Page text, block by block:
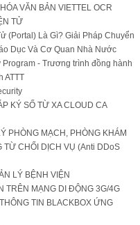
VĂN BẢN VIETTEL OCR
TỬ
(Portal) Là Gì? Giải Pháp Chuyển
Dục Và Cơ Quan Nhà Nước
- Trương trình đồng hành
ATTT
KÝ SỐ TỪ XA CLOUD CA
PHÒNG MẠCH, PHÒNG KHÁM
TỪ CHỐI DỊCH VỤ (Anti DDoS
LÝ BỆNH VIỆN
TRÊN MẠNG DI ĐỘNG 3G/4G
TIN BLACKBOX ỨNG